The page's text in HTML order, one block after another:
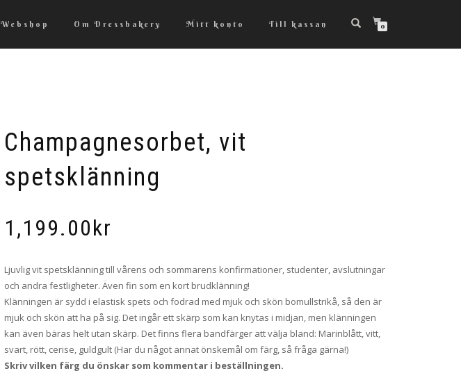
Webshop Om Dressbakery Mitt konto Till kassan 0
Champagnesorbet, vit
spetsklänning
1,199.00kr
Ljuvlig vit spetsklänning till vårens och sommarens konfirmationer, studenter, avslutningar
och andra festligheter. Även fin som en kort brudklänning!
Klänningen är sydd i elastisk spets och fodrad med mjuk och skön bomullstrikå, så den är
mjuk och skön att ha på sig. Det ingår ett skärp som kan knytas i midjan, men klänningen
kan även bäras helt utan skärp. Det finns flera bandfärger att välja bland: Marinblått, vitt,
svart, rött, cerise, guldgult (Har du något annat önskemål om färg, så fråga gärna!)
Skriv vilken färg du önskar som kommentar i beställningen.